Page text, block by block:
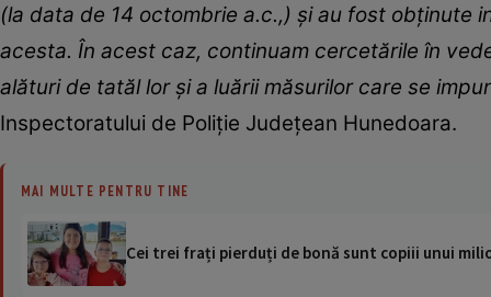
(la data de 14 octombrie a.c.,) și au fost obținute
acesta. În acest caz, continuam cercetările în
alături de tatăl lor și a luării măsurilor care se
Inspectoratului de Poliție Județean Hunedoara.
MAI MULTE PENTRU TINE
Cei trei frați pierduți de bonă sunt copiii unui